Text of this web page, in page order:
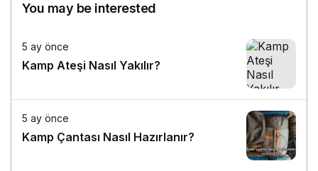
You may be interested
5 ay önce
Kamp Ateşi Nasıl Yakılır?
5 ay önce
Kamp Çantası Nasıl Hazırlanır?